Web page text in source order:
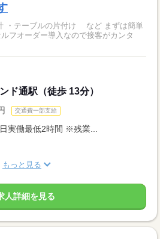
・テーブルの片付け など まずは簡単
ド通駅（徒歩 13分）
交通費一部支給
実働最低2時間 ※残業...
もっと見る
人詳細を見る